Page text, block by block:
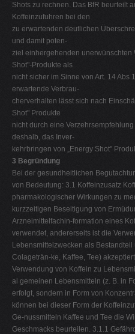
Shots zu rechnen. Das BfR beurteilt
Koffeinzufuhren bei den
zu erwartenden deutlichen
und damit poten-
ziel einhergehenden unerwünschten
Shot"-Produkte als
nicht sicher im Sinne von Art. 14 Abs
erwartende Verbrau-
cherverhalten lässt sich nach
Shot" Produkte
nicht durch eine
deshalb, das Inver-
kehrbringen von „Energy Shot"
3 Begründung
Bei der gesundheitlichen
von Bedeutung: 3.1 Koffeinzusatz
pharmakologischer Wirkungen zu
kurzzeitigen Beseitigung von
Arzneimittelfachin-formation eines
verwendet, andererseits ist die
Lebensmittelzwecken als
Colageträn-ke, Kaffee, Tee)
Verwendung von Koffein zu
al gemeinen Lebensmitteln (z. B. in
erfolgt, sondern in Form von
können bei dieser Form der
Ge-nussmitteln Kaffee und Tee die
Geschmacks beurteilen. 3.1.1